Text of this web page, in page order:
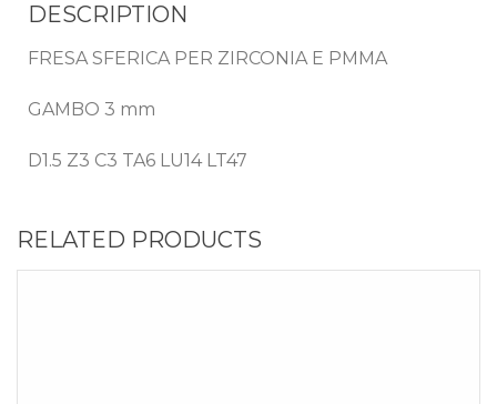
DESCRIPTION
FRESA SFERICA PER ZIRCONIA E PMMA
GAMBO 3 mm
D1.5 Z3 C3 TA6 LU14 LT47
RELATED PRODUCTS